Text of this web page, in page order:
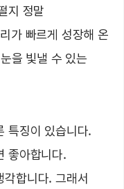
지 정말
가 빠르게 성장해 온
을 빛낼 수 있는
특징이 있습니다.
좋아합니다.
합니다. 그래서